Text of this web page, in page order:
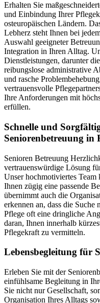
Erhalten Sie
und Einbindung Ihrer
osteuropäischen Ländern.
Lebherz steht Ihnen bei
Auswahl geeigneter
Integration in Ihren Alltag.
Dienstleistungen, darunter
reibungslose administrative
und rasche
vertrauensvolle
Ihre Anforderungen mit
erfüllen.
Schnelle und
Seniorenbetreuung in
Senioren Betreuung
vertrauenswürdige Lösung
Unser hochmotiviertes
Ihnen zügig eine passende
übernimmt auch die
erkennen an, dass die Suche
Pflege oft eine dringliche
daran, Ihnen innerhalb
Pflegekraft zu vermitteln.
Lebensbegleitung für
Erleben Sie mit der
einfühlsame Begleitung in
Sie nicht nur Gesellschaft,
Organisation Ihres Alltags